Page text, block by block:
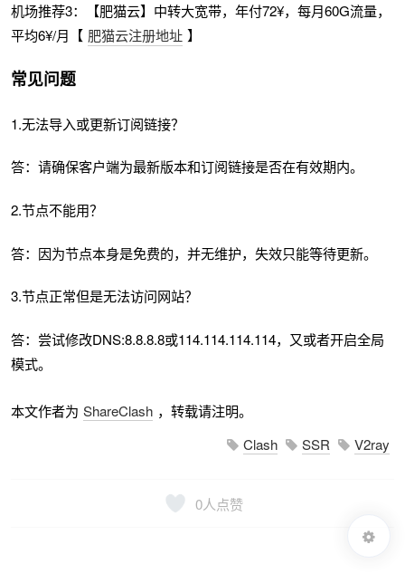
机场推荐3：【肥猫云】中转大宽带，年付72¥，每月60G流量，
平均6¥/月【 肥猫云注册地址 】
常见问题
1.无法导入或更新订阅链接？
答：请确保客户端为最新版本和订阅链接是否在有效期内。
2.节点不能用？
答：因为节点本身是免费的，并无维护，失效只能等待更新。
3.节点正常但是无法访问网站？
答：尝试修改DNS:8.8.8.8或114.114.114.114，又或者开启全局
模式。
本文作者为 ShareClash ，转载请注明。
Clash
SSR V2ray
0人点赞